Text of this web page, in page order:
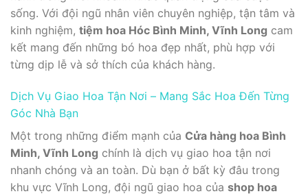
sống. Với đội ngũ nhân viên chuyên nghiệp, tận tâm và
kinh nghiệm, tiệm hoa Hóc Bình Minh, Vĩnh Long cam
kết mang đến những bó hoa đẹp nhất, phù hợp với
từng dịp lễ và sở thích của khách hàng.
Dịch Vụ Giao Hoa Tận Nơi – Mang Sắc Hoa Đến Từng
Góc Nhà Bạn
Một trong những điểm mạnh của Cửa hàng hoa Bình
Minh, Vĩnh Long chính là dịch vụ giao hoa tận nơi
nhanh chóng và an toàn. Dù bạn ở bất kỳ đâu trong
khu vực Vĩnh Long, đội ngũ giao hoa của shop hoa